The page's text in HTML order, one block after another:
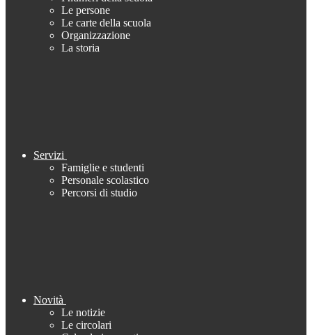
Le persone
Le carte della scuola
Organizzazione
La storia
Servizi
Famiglie e studenti
Personale scolastico
Percorsi di studio
Novità
Le notizie
Le circolari